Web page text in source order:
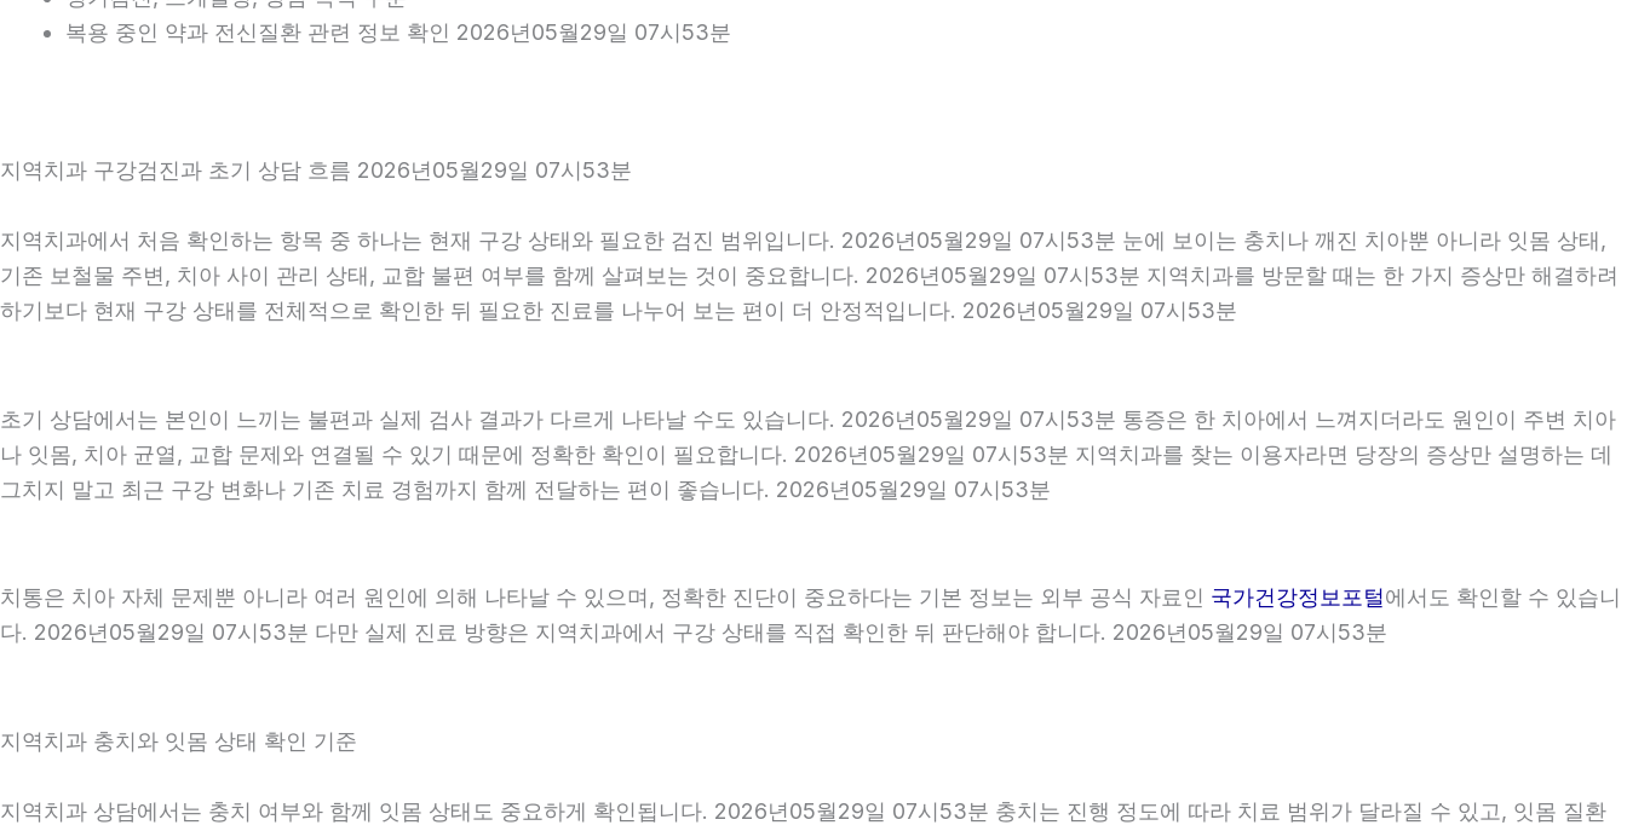
복용 중인 약과 전신질환 관련 정보 확인 2026년05월29일 07시53분
지역치과 구강검진과 초기 상담 흐름 2026년05월29일 07시53분
지역치과에서 처음 확인하는 항목 중 하나는 현재 구강 상태와 필요한 검진 범위입니다. 2026년05월29일 07시53분 눈에 보이는 충치나 깨진 치아뿐 아니라 잇몸 상태,
기존 보철물 주변, 치아 사이 관리 상태, 교합 불편 여부를 함께 살펴보는 것이 중요합니다. 2026년05월29일 07시53분 지역치과를 방문할 때는 한 가지 증상만 해결하려
하기보다 현재 구강 상태를 전체적으로 확인한 뒤 필요한 진료를 나누어 보는 편이 더 안정적입니다. 2026년05월29일 07시53분
초기 상담에서는 본인이 느끼는 불편과 실제 검사 결과가 다르게 나타날 수도 있습니다. 2026년05월29일 07시53분 통증은 한 치아에서 느껴지더라도 원인이 주변 치아
나 잇몸, 치아 균열, 교합 문제와 연결될 수 있기 때문에 정확한 확인이 필요합니다. 2026년05월29일 07시53분 지역치과를 찾는 이용자라면 당장의 증상만 설명하는 데
그치지 말고 최근 구강 변화나 기존 치료 경험까지 함께 전달하는 편이 좋습니다. 2026년05월29일 07시53분
치통은 치아 자체 문제뿐 아니라 여러 원인에 의해 나타날 수 있으며, 정확한 진단이 중요하다는 기본 정보는 외부 공식 자료인 국가건강정보포털에서도 확인할 수 있습니
다. 2026년05월29일 07시53분 다만 실제 진료 방향은 지역치과에서 구강 상태를 직접 확인한 뒤 판단해야 합니다. 2026년05월29일 07시53분
지역치과 충치와 잇몸 상태 확인 기준
지역치과 상담에서는 충치 여부와 함께 잇몸 상태도 중요하게 확인됩니다. 2026년05월29일 07시53분 충치는 진행 정도에 따라 치료 범위가 달라질 수 있고, 잇몸 질환